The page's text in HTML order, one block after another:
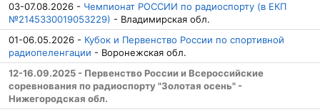
03-07.08.2026 - Чемпионат РОССИИ по радиоспорту (в ЕКП
№2145330019053229) - Владимирская обл.
01-06.05.2026 - Кубок и Первенство России по спортивной
радиопеленгации - Воронежская обл.
12-16.09.2025 - Первенство России и Всероссийские
соревнования по радиоспорту "Золотая осень" -
Нижегородская обл.